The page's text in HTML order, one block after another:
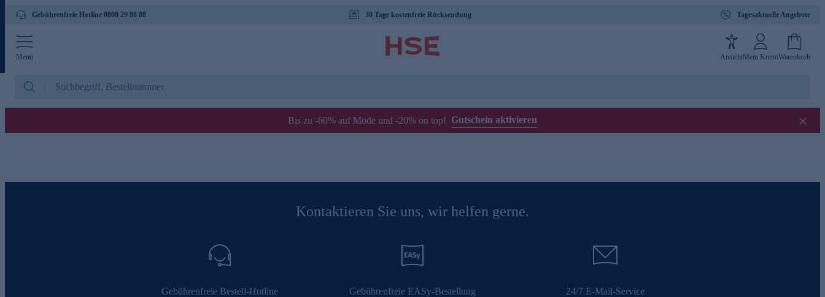
Gebührenfreie Hotline 0800 29 88 88 30 Tage kostenfreie Rücksendung Tagesaktuelle Angebote
Menü AnsichtMein KontoWarenkorb
Bis zu -60% auf Mode und -20% on top! Gutschein aktivieren
Kontaktieren Sie uns, wir helfen gerne.
Gebührenfreie Bestell-Hotline Gebührenfreie EASy-Bestellung 24/7 E-Mail-Service